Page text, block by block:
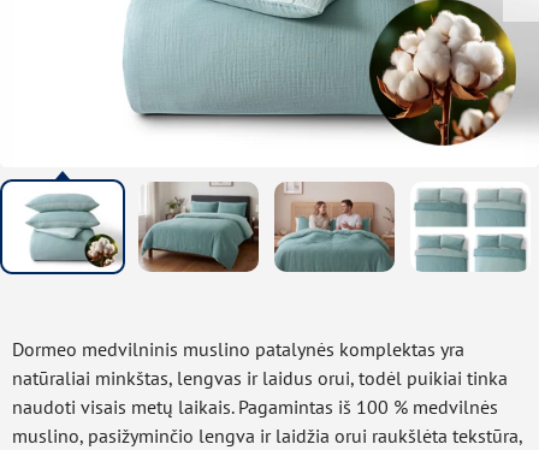
Dormeo medvilninis muslino patalynės komplektas yra
natūraliai minkštas, lengvas ir laidus orui, todėl puikiai tinka
naudoti visais metų laikais. Pagamintas iš 100 % medvilnės
muslino, pasižyminčio lengva ir laidžia orui raukšlėta tekstūra,